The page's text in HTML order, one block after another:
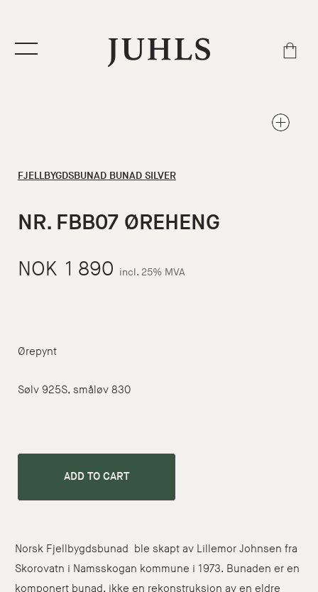
FJELLBYGDSBUNAD BUNAD SILVER
NR. FBB07 ØREHENG
NOK 1 890 incl. 25% MVA
Ørepynt
Sølv 925S, småløv 830
ADD TO CART
Norsk Fjellbygdsbunad ble skapt av Lillemor Johnsen fra
Skorovatn i Namsskogan kommune i 1973. Bunaden er en
komponert bunad, ikke en rekonstruksjon av en eldre